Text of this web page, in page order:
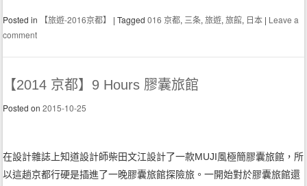
Posted in 【旅遊-2016京都】 |Tagged016 京都,三条,旅遊,旅館, 日本 | Leave a
comment
【2014 京都】9 Hours 膠囊旅館
Posted on2015-10-25
在設計雜誌上知道設計師柴田文江設計了一款MUJI風極簡膠囊旅館，所
以這趟京都行硬是插進了一晚膠囊旅館探險旅。一開始對於膠囊旅館還